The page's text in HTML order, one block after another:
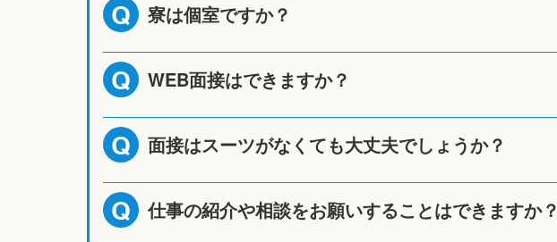
Q 寮は個室ですか？
Q WEB面接はできますか？
Q 面接はスーツがなくても大丈夫でしょうか？
Q 仕事の紹介や相談をお願いすることはできますか？